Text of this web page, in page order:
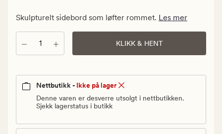
Vanlig
pris
Skulpturelt sidebord som løfter rommet. Les mer
Antall KLIKK & HENT
Nettbutikk - Ikke på lager
Denne varen er desverre utsolgt i nettbutikken.
Sjekk lagerstatus i butikk